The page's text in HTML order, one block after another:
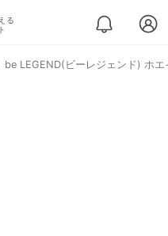
る
be LEGEND(ビーレジェンド) ホエ